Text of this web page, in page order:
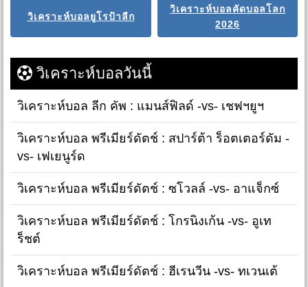
วิเคราะห์บอลยูโรป้าลีก
วิเคราะห์บอลคัดบอลโลก
2026
วิเคราะห์บอลวันนี้
วิเคราะห์บอล ลีก คัพ : แมนส์ฟิลด์ -vs- เชฟฯยูฯ
วิเคราะห์บอล พรีเมียร์ดัตช์ : สปาร์ต้า ร็อตเตอร์ดัม -
vs- เฟเยนูร์ด
วิเคราะห์บอล พรีเมียร์ดัตช์ : ซโวลล์ -vs- อาแจ็กซ์
วิเคราะห์บอล พรีเมียร์ดัตช์ : โกรนิงเก้น -vs- อูเท
ร็ชต์
วิเคราะห์บอล พรีเมียร์ดัตช์ : ฮีเรนวีน -vs- ทเวนเต้